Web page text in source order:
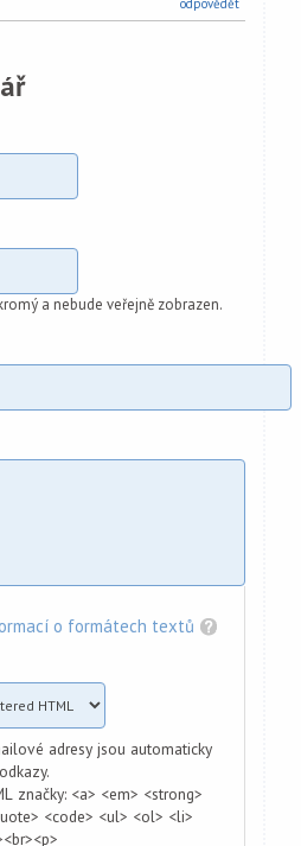
odpovědět
a nebude veřejně zobrazen.
o formátech textů
adresy jsou automaticky
značky: <a> <em> <strong>
<code> <ul> <ol> <li>